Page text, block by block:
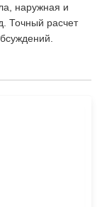
наружная и
Точный расчет